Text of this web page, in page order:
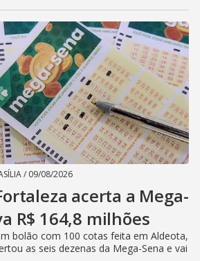
/ 09/08/2026
acerta a Mega-
R$ 164,8 milhões
bolão com 100 cotas feita em Aldeota,
as seis dezenas da Mega-Sena e vai